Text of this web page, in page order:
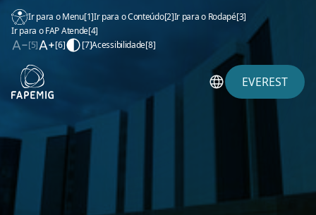
Ir para o Menu[1]Ir para o Conteúdo[2]Ir para o Rodapé[3]
Ir para o FAP Atende[4]
[5]
[6] [7]Acessibilidade[8]
EVEREST